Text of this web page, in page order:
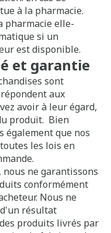
à la pharmacie.
pharmacie elle-
si un
est disponible.
et garantie
sont
aux
avoir à leur égard,
produit. Bien
également que nos
les lois en
nous ne garantissons
conformément
Nous ne
résultat
produits livrés par